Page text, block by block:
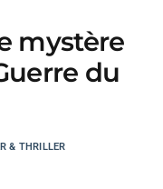
mystère
du
& THRILLER